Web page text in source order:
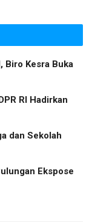
Biro Kesra Buka
RI Hadirkan
dan Sekolah
Ekspose